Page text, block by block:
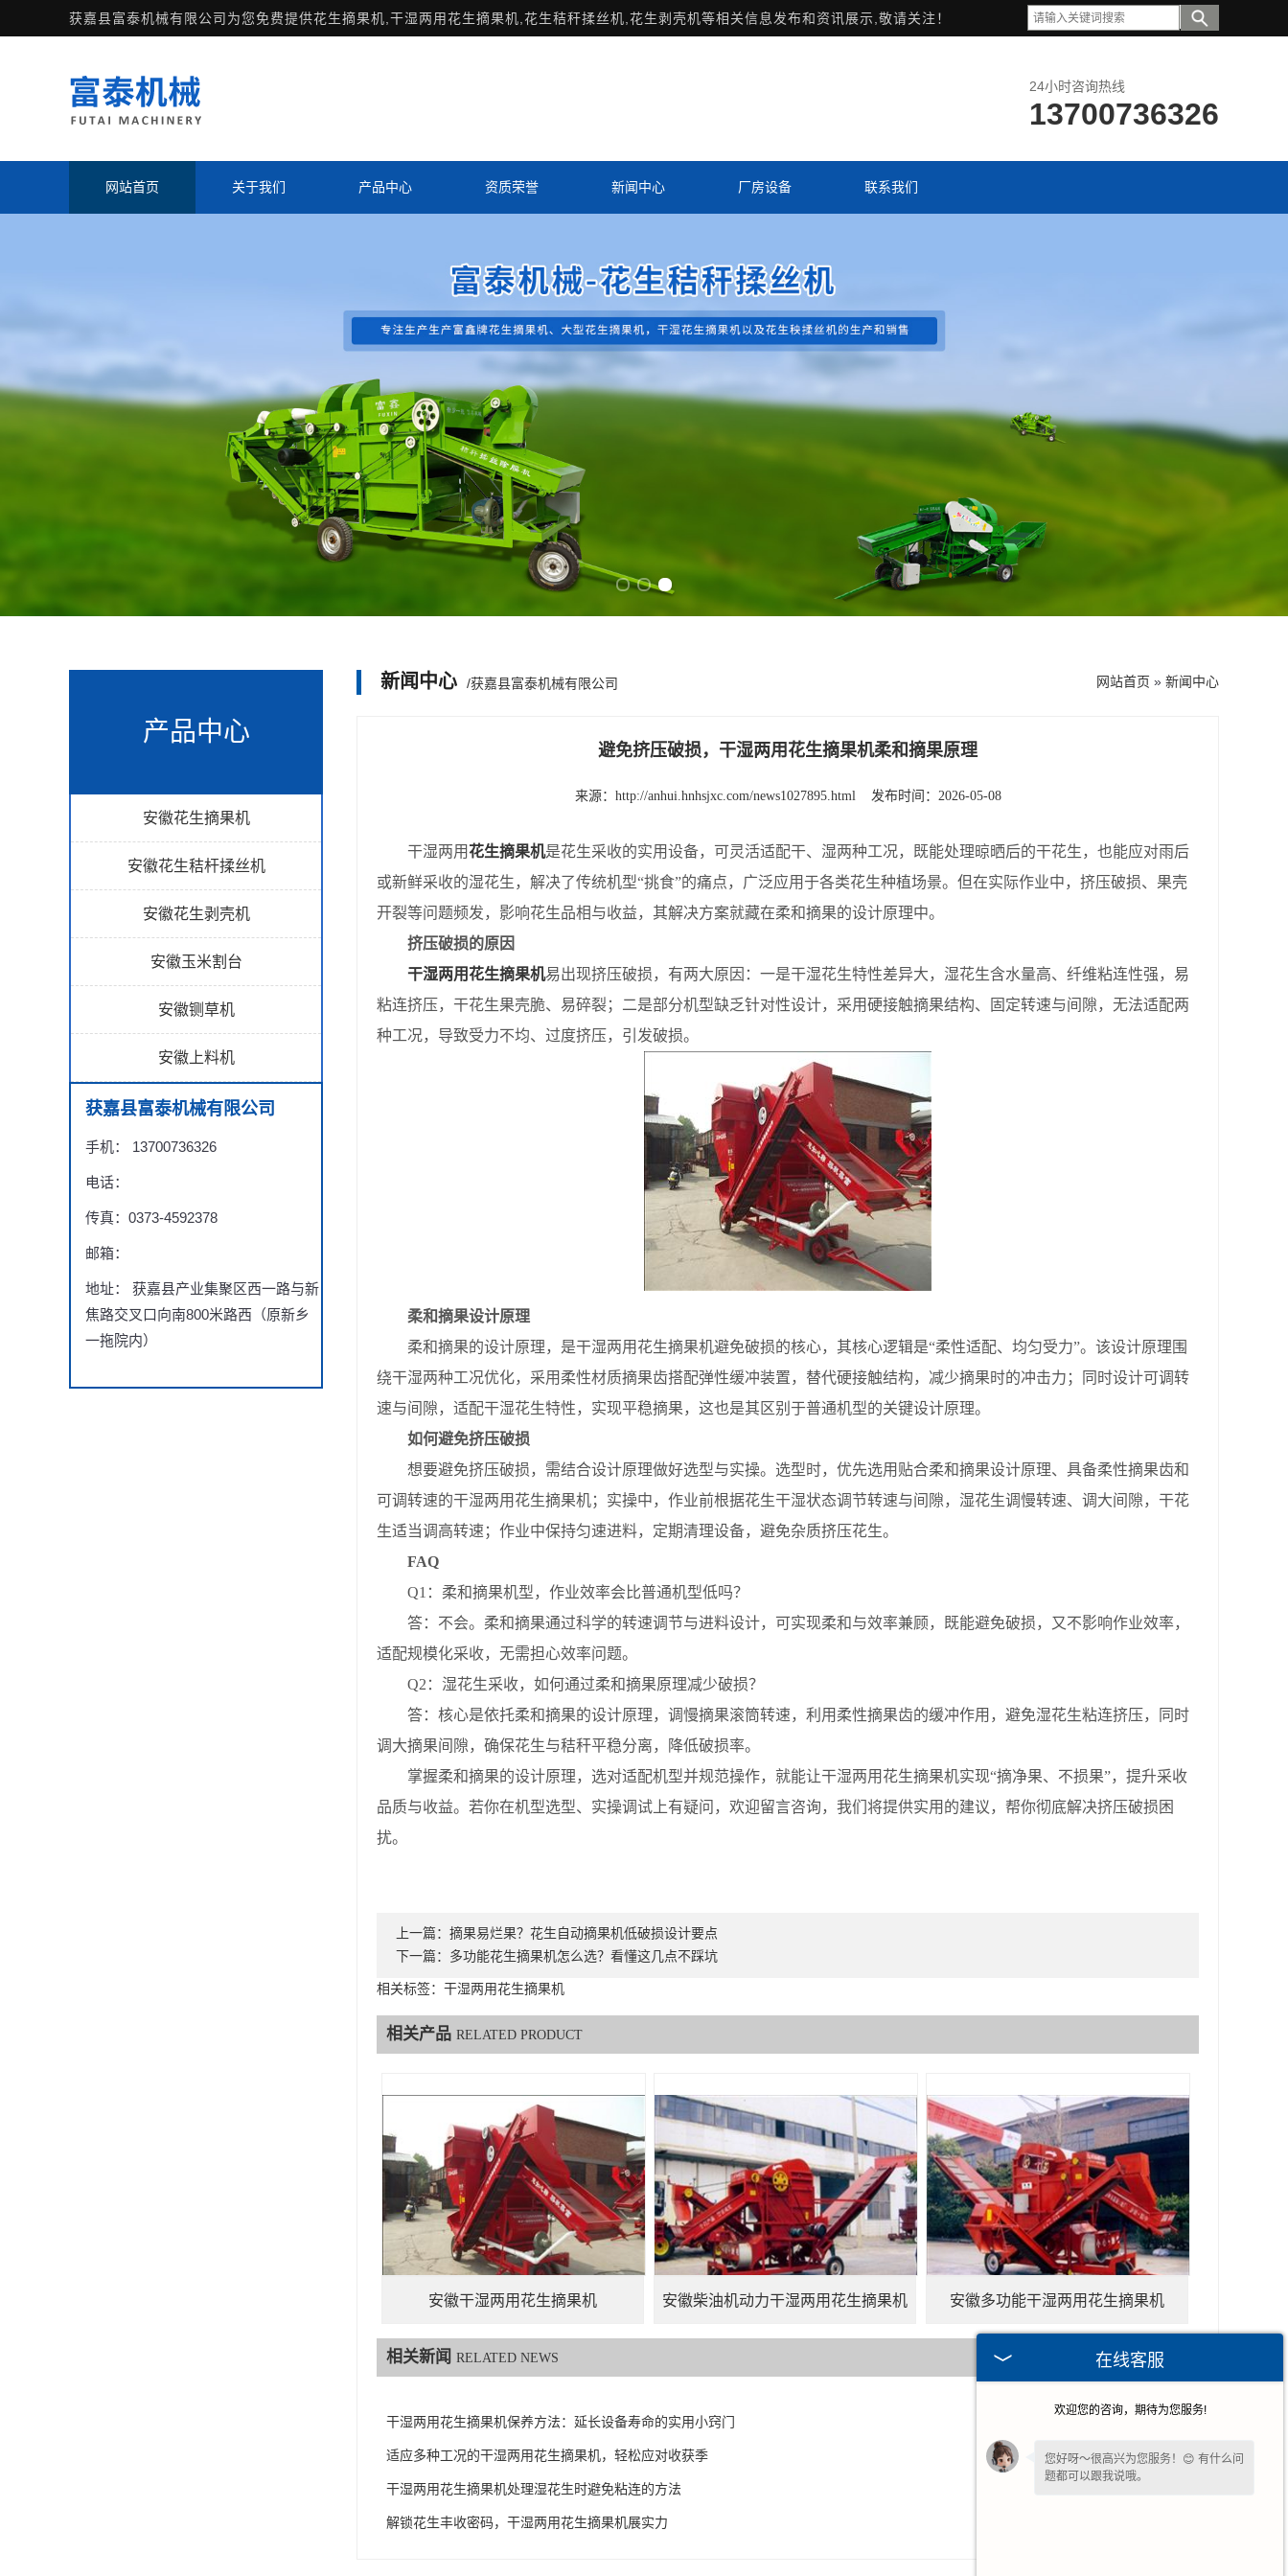
获嘉县富泰机械有限公司为您免费提供花生摘果机 ,干湿两用花生摘果机,花生秸秆揉丝机,花生剥壳机等相关信息发布和资讯展示,敬请关注！
24小时咨询热线
13700736326
网站首页 关于我们 产品中心 资质荣誉 新闻中心 厂房设备 联系我们
产品中心
安徽花生摘果机
安徽花生秸杆揉丝机
安徽花生剥壳机
安徽玉米割台
安徽铡草机
安徽上料机
获嘉县富泰机械有限公司
手机： 13700736326
电话：
传真：0373-4592378
邮箱：
地址： 获嘉县产业集聚区西一路与新
焦路交叉口向南800米路西（原新乡
一拖院内）
新闻中心 /获嘉县富泰机械有限公司 网站首页 » 新闻中心
避免挤压破损，干湿两用花生摘果机柔和摘果原理
来源： http://anhui.hnhsjxc.com/news1027895.html 发布时间：2026-05-08
干湿两用花生摘果机是花生采收的实用设备，可灵活适配干、湿两种工况，既能处理晾晒后的干花生，也能应对雨后
或新鲜采收的湿花生，解决了传统机型“挑食”的痛点，广泛应用于各类花生种植场景。但在实际作业中，挤压破损、果壳
开裂等问题频发，影响花生品相与收益，其解决方案就藏在柔和摘果的设计原理中。
挤压破损的原因
干湿两用花生摘果机易出现挤压破损，有两大原因：一是干湿花生特性差异大，湿花生含水量高、纤维粘连性强，易
粘连挤压，干花生果壳脆、易碎裂；二是部分机型缺乏针对性设计，采用硬接触摘果结构、固定转速与间隙，无法适配两
种工况，导致受力不均、过度挤压，引发破损。
柔和摘果设计原理
柔和摘果的设计原理，是干湿两用花生摘果机避免破损的核心，其核心逻辑是“柔性适配、均匀受力”。该设计原理围
绕干湿两种工况优化，采用柔性材质摘果齿搭配弹性缓冲装置，替代硬接触结构，减少摘果时的冲击力；同时设计可调转
速与间隙，适配干湿花生特性，实现平稳摘果，这也是其区别于普通机型的关键设计原理。
如何避免挤压破损
想要避免挤压破损，需结合设计原理做好选型与实操。选型时，优先选用贴合柔和摘果设计原理、具备柔性摘果齿和
可调转速的干湿两用花生摘果机；实操中，作业前根据花生干湿状态调节转速与间隙，湿花生调慢转速、调大间隙，干花
生适当调高转速；作业中保持匀速进料，定期清理设备，避免杂质挤压花生。
FAQ
Q1：柔和摘果机型，作业效率会比普通机型低吗？
答：不会。柔和摘果通过科学的转速调节与进料设计，可实现柔和与效率兼顾，既能避免破损，又不影响作业效率，
适配规模化采收，无需担心效率问题。
Q2：湿花生采收，如何通过柔和摘果原理减少破损？
答：核心是依托柔和摘果的设计原理，调慢摘果滚筒转速，利用柔性摘果齿的缓冲作用，避免湿花生粘连挤压，同时
调大摘果间隙，确保花生与秸秆平稳分离，降低破损率。
掌握柔和摘果的设计原理，选对适配机型并规范操作，就能让干湿两用花生摘果机实现“摘净果、不损果”，提升采收
品质与收益。若你在机型选型、实操调试上有疑问，欢迎留言咨询，我们将提供实用的建议，帮你彻底解决挤压破损困
扰。
上一篇： 摘果易烂果？花生自动摘果机低破损设计要点
下一篇： 多功能花生摘果机怎么选？看懂这几点不踩坑
相关标签：干湿两用花生摘果机
相关产品 RELATED PRODUCT
安徽干湿两用花生摘果机 安徽柴油机动力干湿两用花生摘果机 安徽多功能干湿两用花生摘果机
相关新闻 RELATED NEWS
干湿两用花生摘果机保养方法：延长设备寿命的实用小窍门
适应多种工况的干湿两用花生摘果机，轻松应对收获季 2025-07-22
干湿两用花生摘果机处理湿花生时避免粘连的方法
解锁花生丰收密码，干湿两用花生摘果机展实力
在线客服
欢迎您的咨询，期待为您服务!
您好呀～很高兴为您服务！😊 有什么问
题都可以跟我说哦。